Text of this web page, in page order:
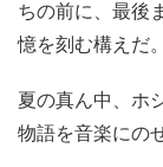
ちの前に、最後
憶を刻む構えだ。
夏の真ん中、ホ
物語を音楽にの